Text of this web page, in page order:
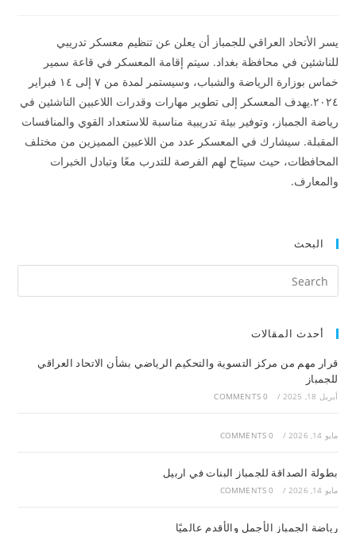
يسر الأتحاد العراقي للجمباز أن يعلن عن تنظيم معسكر تدريبي
للناشئين في محافظة بغداد. سيتم إقامة المعسكر في قاعة سمير
خماس بوزارة الرياضة والشباب، وسيستمر لمدة من ٧ إلى ١٤ فبراير
٢٠٢٤.يهدف المعسكر إلى تطوير مهارات وقدرات اللاعبين الناشئين في
رياضة الجمباز، وتوفير بيئة تدريبية مناسبة للاستعداد القوي والمنافسات
المقبلة. سيشارك في المعسكر عدد من اللاعبين المميزين من مختلف
المحافظات، حيث سيتاح لهم الفرصة للتدرب معًا وتبادل الخبرات
والمعارف.
البحث
أحدث المقالات
قرار مهم من مركز التسوية والتحكيم الرياضي بشأن الاتحاد العراقي
للجمباز
أبريل 18, 2025 /
0 COMMENTS
مايو 14, 2026 /
0 COMMENTS
بطولة الصداقة للجمباز البنات في اربيل
مايو 14, 2026 /
0 COMMENTS
رياضة الجمباز الأجمل والأقدم عالميًا